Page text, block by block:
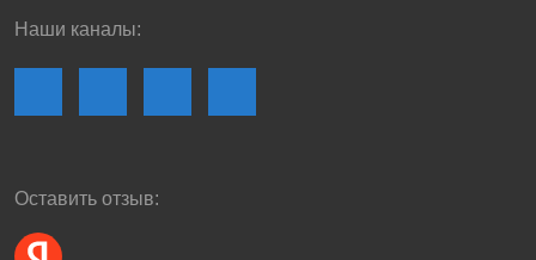
Наши каналы:
Оставить отзыв: